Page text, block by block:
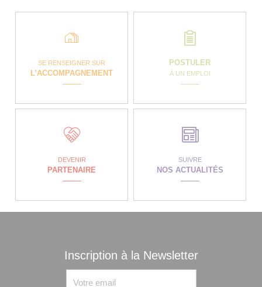
SE RENSEIGNER SUR
L’ACCOMPAGNEMENT
POSTULER
À UN EMPLOI
DEVENIR
PARTENAIRE
SUIVRE
NOS ACTUALITÉS
Inscription à la Newsletter